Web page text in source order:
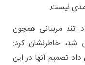
نیست.
تند مربیانی همچون
شد، خاطرنشان کرد:
تصمیم آنها در این